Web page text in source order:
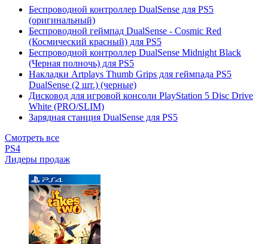
Беспроводной контроллер DualSense для PS5
(оригинальный)
Беспроводной геймпад DualSense - Cosmic Red
(Космический красный) для PS5
Беспроводной контроллер DualSense Midnight Black
(Черная полночь) для PS5
Накладки Artplays Thumb Grips для геймпада PS5
DualSense (2 шт.) (черные)
Дисковод для игровой консоли PlayStation 5 Disc Drive
White (PRO/SLIM)
Зарядная станция DualSense для PS5
Смотреть все
PS4
Лидеры продаж